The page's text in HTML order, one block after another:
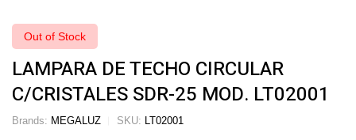
Out of Stock
LAMPARA DE TECHO CIRCULAR
C/CRISTALES SDR-25 MOD. LT02001
Brands: MEGALUZ SKU: LT02001